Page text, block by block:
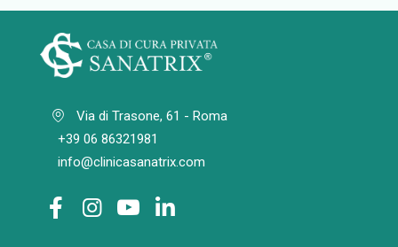
Via di Trasone, 61 - Roma
+39 06 86321981
info@clinicasanatrix.com